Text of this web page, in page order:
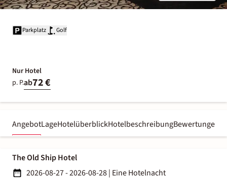
Parkplatz Golf
Nur Hotel
p. P.ab72 €
AngebotLageHotelüberblickHotelbeschreibungBewertungen
The Old Ship Hotel
2026-08-27 - 2026-08-28| Eine Hotelnacht